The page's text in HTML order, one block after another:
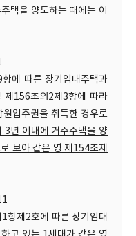
택을 양도하는 때에는 이
에 따른 장기임대주택과
제156조의2제3항에 따라
입주권을 취득한 경우로
3년 이내에 거주주택을 양
보아 같은 영 제154조제
항제2호에 따른 장기임대